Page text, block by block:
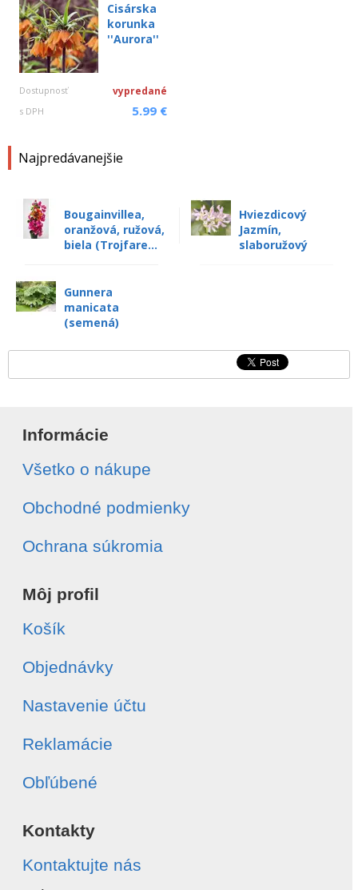
Cisárska
korunka
''Aurora''
Dostupnosť vypredané
s DPH 5.99 €
Najpredávanejšie
Bougainvillea,
oranžová, ružová,
biela (Trojfare...
Hviezdicový
Jazmín,
slaboružový
Gunnera
manicata
(semená)
Informácie
Všetko o nákupe
Obchodné podmienky
Ochrana súkromia
Môj profil
Košík
Objednávky
Nastavenie účtu
Reklamácie
Obľúbené
Kontakty
Kontaktujte nás